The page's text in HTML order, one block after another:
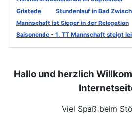
Gristede
Stundenlauf in Bad
Mannschaft ist Sieger in der Relegation
Saisonende - 1. TT Mannschaft steigt
Hallo und herzlich
Viel Spaß beim